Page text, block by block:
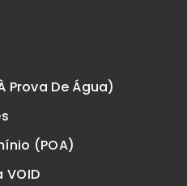
Prova De Água)
(POA)
VOID